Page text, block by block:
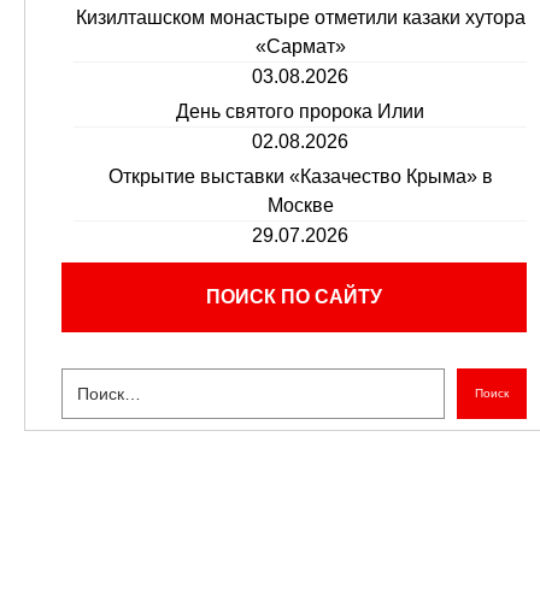
Кизилташском монастыре отметили казаки хутора
«Сармат»
03.08.2026
День святого пророка Илии
02.08.2026
Открытие выставки «Казачество Крыма» в
Москве
29.07.2026
ПОИСК ПО САЙТУ
Поиск